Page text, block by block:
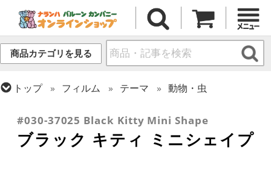
商品カテゴリを見る
トップ フィルム テーマ
動物・虫
ハロウィン・オータム(秋)
#030-37025 Black Kitty Mini Shape
ブラック キティ ミニシェイプ